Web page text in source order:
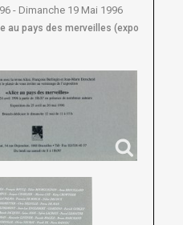
- Dimanche 19 Mai 1996
au pays des merveilles (expo